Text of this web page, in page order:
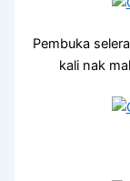
Pembuka
kali nak